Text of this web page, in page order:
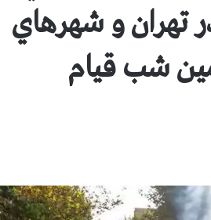
تهران و شهرهاي
شب قیام